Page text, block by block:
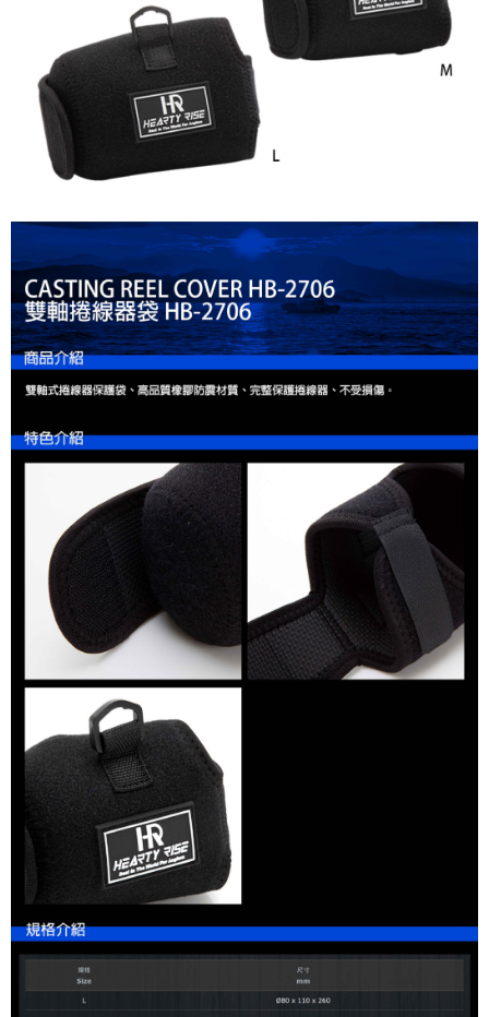
2.基於同意付款使用「大哥付你分期」之契約關係目的，商店將以您的個人
資料（包含姓名、電話或地址）提供予台灣大哥大進項蒐集、處理及利用，
由本公司與您本人進行分期帳單所需資料之確認、核對及更正。
3.完整用戶服務條款，請詳閱以下連結：
※ 交易是否成功請以「AFTEE先享後付 」之結帳頁面顯示為準，若有關於
是否繳費成功／繳費後需取消欲退款等相關疑問，請聯繫「AFTEE先享後付
客戶支援中心」
https://netprotections.freshdesk.com/support/home
【注意事項】
１．透過由恩沛科技股份有限公司提供之「AFTEE先享後付」服務完成之交
易，需依本服務之必要範圍內提供個人資料，並將交易相關給付款項請求債
權轉讓予恩沛科技股份有限公司。
２．關於個人資料處理事宜，請瀏覽以下網址：
「AFTEE先享後付」，若未經同意申辦者引起之損失，本公司不負相關責
４．使用「AFTEE先享後付」時，將依據個別帳號之用戶狀況，依本公司即
時審查核予不同之上限額度；若仍有額度不足之情形，本公司將視審查結果
請求用戶進行身份認證。
５．嚴禁一人註冊多個帳號或使用他人資訊註冊。若發現惡意使用之情形，
恩沛科技股份有限公司將有權停止該用戶之使用額度並採取法律行動。
每筆NT$60，滿NT$1,200(含以上)免運費
付款後7-11取貨
每筆NT$60，滿NT$1,200(含以上)免運費
一般宅配（門市自取請勿下單，請聯繫客服）
每筆NT$100，滿NT$2,000(含以上)免運費
每筆NT$200，滿NT$2,000(含以上)免運費
貨到付款（門市自取請勿下單，請聯繫客服）
每筆NT$200，滿NT$3,000(含以上)免運費
國家/地區配送(**下單前請私訊客服確認實際運費(運費另
計)，訂單才得以成立**)
查看運費